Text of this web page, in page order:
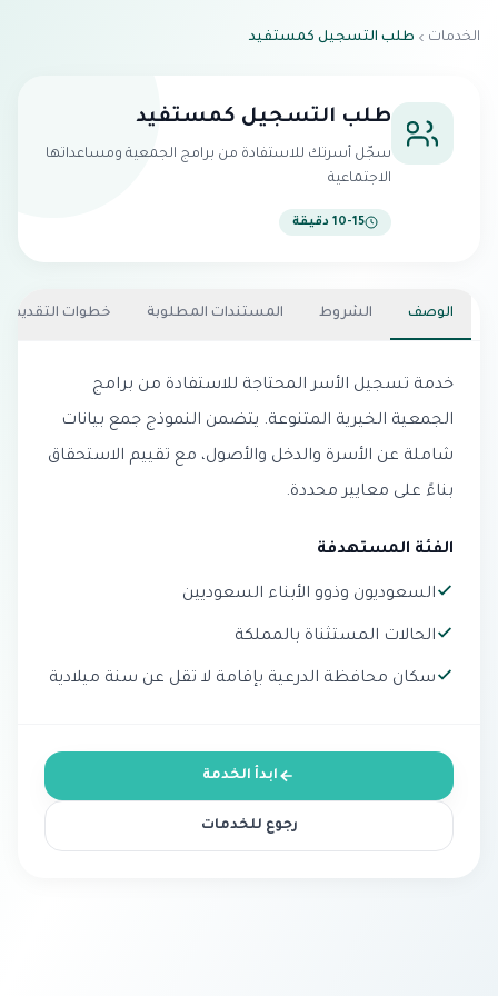
الخدمات طلب التسجيل كمستفيد
طلب التسجيل كمستفيد
سجّل أسرتك للاستفادة من برامج الجمعية ومساعداتها
الاجتماعية
10-15 دقيقة
الوصف الشروط المستندات المطلوبة خطوات التقديم
خدمة تسجيل الأسر المحتاجة للاستفادة من برامج
الجمعية الخيرية المتنوعة. يتضمن النموذج جمع بيانات
شاملة عن الأسرة والدخل والأصول، مع تقييم الاستحقاق
بناءً على معايير محددة.
الفئة المستهدفة
السعوديون وذوو الأبناء السعوديين
الحالات المستثناة بالمملكة
سكان محافظة الدرعية بإقامة لا تقل عن سنة ميلادية
ابدأ الخدمة
رجوع للخدمات